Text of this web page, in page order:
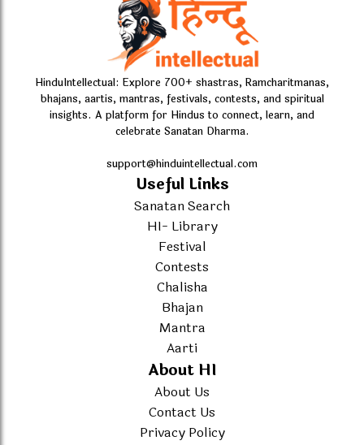
HinduIntellectual: Explore 700+ shastras, Ramcharitmanas,
bhajans, aartis, mantras, festivals, contests, and spiritual
insights. A platform for Hindus to connect, learn, and
celebrate Sanatan Dharma.
support@hinduintellectual.com
Useful Links
Sanatan Search
HI- Library
Festival
Contests
Chalisha
Bhajan
Mantra
Aarti
About HI
About Us
Contact Us
Privacy Policy